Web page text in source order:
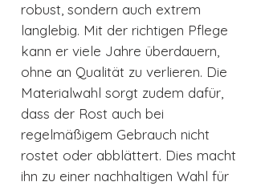
robust, sondern auch extrem
langlebig. Mit der richtigen Pflege
kann er viele Jahre überdauern,
ohne an Qualität zu verlieren. Die
Materialwahl sorgt zudem dafür,
dass der Rost auch bei
regelmäßigem Gebrauch nicht
rostet oder abblättert. Dies macht
ihn zu einer nachhaltigen Wahl für